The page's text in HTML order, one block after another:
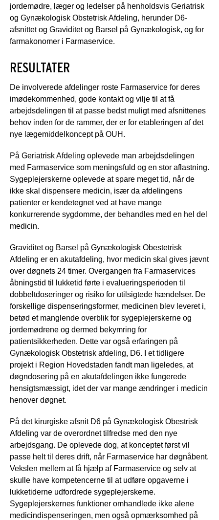
jordemødre, læger og ledelser på henholdsvis Geriatrisk
og Gynækologisk Obstetrisk Afdeling, herunder D6-
afsnittet og Graviditet og Barsel på Gynækologisk, og for
farmakonomer i Farmaservice.
RESULTATER
De involverede afdelinger roste Farmaservice for deres
imødekommenhed, gode kontakt og vilje til at få
arbejdsdelingen til at passe bedst muligt med afsnittenes
behov inden for de rammer, der er for etableringen af det
nye lægemiddelkoncept på OUH.
På Geriatrisk Afdeling oplevede man arbejdsdelingen
med Farmaservice som meningsfuld og en stor aflastning.
Sygeplejerskerne oplevede at spare meget tid, når de
ikke skal dispensere medicin, især da afdelingens
patienter er kendetegnet ved at have mange
konkurrerende sygdomme, der behandles med en hel del
medicin.
Graviditet og Barsel på Gynækologisk Obestetrisk
Afdeling er en akutafdeling, hvor medicin skal gives jævnt
over døgnets 24 timer. Overgangen fra Farmaservices
åbningstid til lukketid førte i evalueringsperioden til
dobbeltdoseringer og risiko for utilsigtede hændelser. De
forskellige dispenseringsformer, medicinen blev leveret i,
betød et manglende overblik for sygeplejerskerne og
jordemødrene og dermed bekymring for
patientsikkerheden. Dette var også erfaringen på
Gynækologisk Obstetrisk afdeling, D6. I et tidligere
projekt i Region Hovedstaden fandt man ligeledes, at
døgndosering på en akutafdelingen ikke fungerede
hensigtsmæssigt, idet der var mange ændringer i medicin
henover døgnet.
På det kirurgiske afsnit D6 på Gynækologisk Obestrisk
Afdeling var de overordnet tilfredse med den nye
arbejdsgang. De oplevede dog, at konceptet først vil
passe helt til deres drift, når Farmaservice har døgnåbent.
Vekslen mellem at få hjælp af Farmaservice og selv at
skulle have kompetencerne til at udføre opgaverne i
lukketiderne udfordrede sygeplejerskerne.
Sygeplejerskernes funktioner omhandlede ikke alene
medicindispenseringen, men også opmærksomhed på